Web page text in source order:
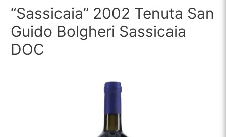
“Sassicaia” 2002 Tenuta San
Guido Bolgheri Sassicaia
DOC